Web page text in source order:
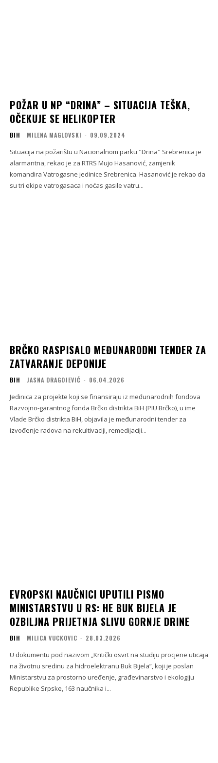
POŽAR U NP “DRINA” – SITUACIJA TEŠKA,
OČEKUJE SE HELIKOPTER
BIH MILENA MAGLOVSKI - 09.09.2024
Situacija na požarištu u Nacionalnom parku "Drina" Srebrenica je
alarmantna, rekao je za RTRS Mujo Hasanović, zamjenik
komandira Vatrogasne jedinice Srebrenica. Hasanović je rekao da
su tri ekipe vatrogasaca i noćas gasile vatru...
BRČKO RASPISALO MEĐUNARODNI TENDER ZA
ZATVARANJE DEPONIJE
BIH JASNA DRAGOJEVIĆ - 06.04.2026
Jedinica za projekte koji se finansiraju iz međunarodnih fondova
Razvojno-garantnog fonda Brčko distrikta BiH (PIU Brčko), u ime
Vlade Brčko distrikta BiH, objavila je međunarodni tender za
izvođenje radova na rekultivaciji, remedijaciji...
EVROPSKI NAUČNICI UPUTILI PISMO
MINISTARSTVU U RS: HE BUK BIJELA JE
OZBILJNA PRIJETNJA SLIVU GORNJE DRINE
BIH MILICA VUCKOVIC - 28.03.2026
U dokumentu pod nazivom „Kritički osvrt na studiju procjene uticaja
na životnu sredinu za hidroelektranu Buk Bijela”, koji je poslan
Ministarstvu za prostorno uređenje, građevinarstvo i ekologiju
Republike Srpske, 163 naučnika i...